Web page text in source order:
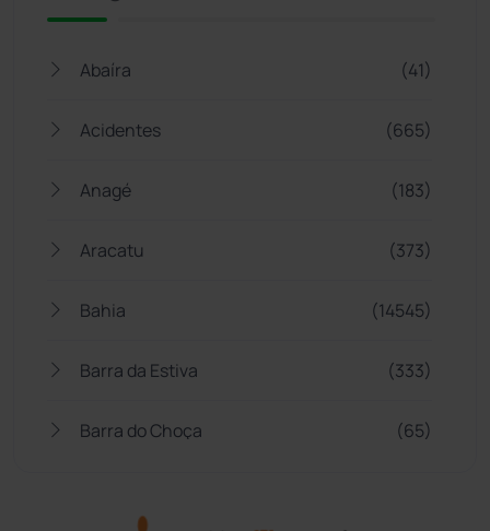
Abaíra (41)
Acidentes (665)
Anagé (183)
Aracatu (373)
Bahia (14545)
Barra da Estiva (333)
Barra do Choça (65)